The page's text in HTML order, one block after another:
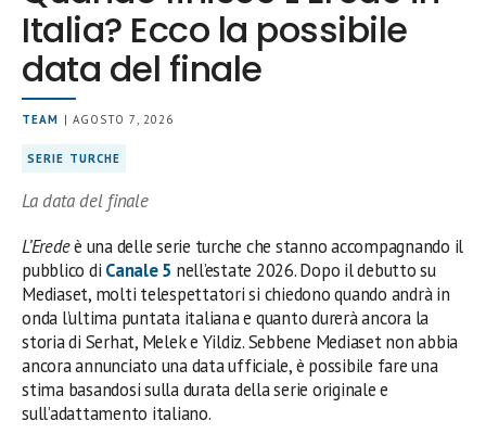
Italia? Ecco la possibile
data del finale
TEAM | AGOSTO 7, 2026
SERIE TURCHE
La data del finale
L’Eredeè una delle serie turche che stanno accompagnando il
pubblico di Canale 5 nell’estate 2026. Dopo il debutto su
Mediaset, molti telespettatori si chiedono quando andrà in
onda l’ultima puntata italiana e quanto durerà ancora la
storia di Serhat, Melek e Yildiz. Sebbene Mediaset non abbia
ancora annunciato una data ufficiale, è possibile fare una
stima basandosi sulla durata della serie originale e
sull’adattamento italiano.